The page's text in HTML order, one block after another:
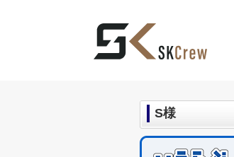
中野区の不動産｜
S様